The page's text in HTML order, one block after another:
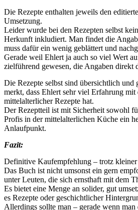
Die Rezepte enthalten jeweils den
Umsetzung.
Leider wurde bei den Rezepten selbst
Herkunft inkludiert. Man findet die
muss dafür ein wenig geblättert und
Gerade weil Ehlert ja auch so viel Wert
zielführend gewesen, die Angaben direkt
Die Rezepte selbst sind übersichtlich und
merkt, dass Ehlert sehr viel Erfahrung mit
mittelalterlicher Rezepte hat.
Der Rezeptteil ist mit Sicherheit sowohl
Profis in der mittelalterlichen Küche ein
Anlaufpunkt.
Fazit:
Definitive Kaufempfehlung – trotz kleiner
Das Buch ist nicht umsonst ein gern
unter Leuten, die sich ernsthaft mit dem
Es bietet eine Menge an solider, gut
es Rezepte oder geschichtlicher
Allerdings sollte man – gerade wenn man